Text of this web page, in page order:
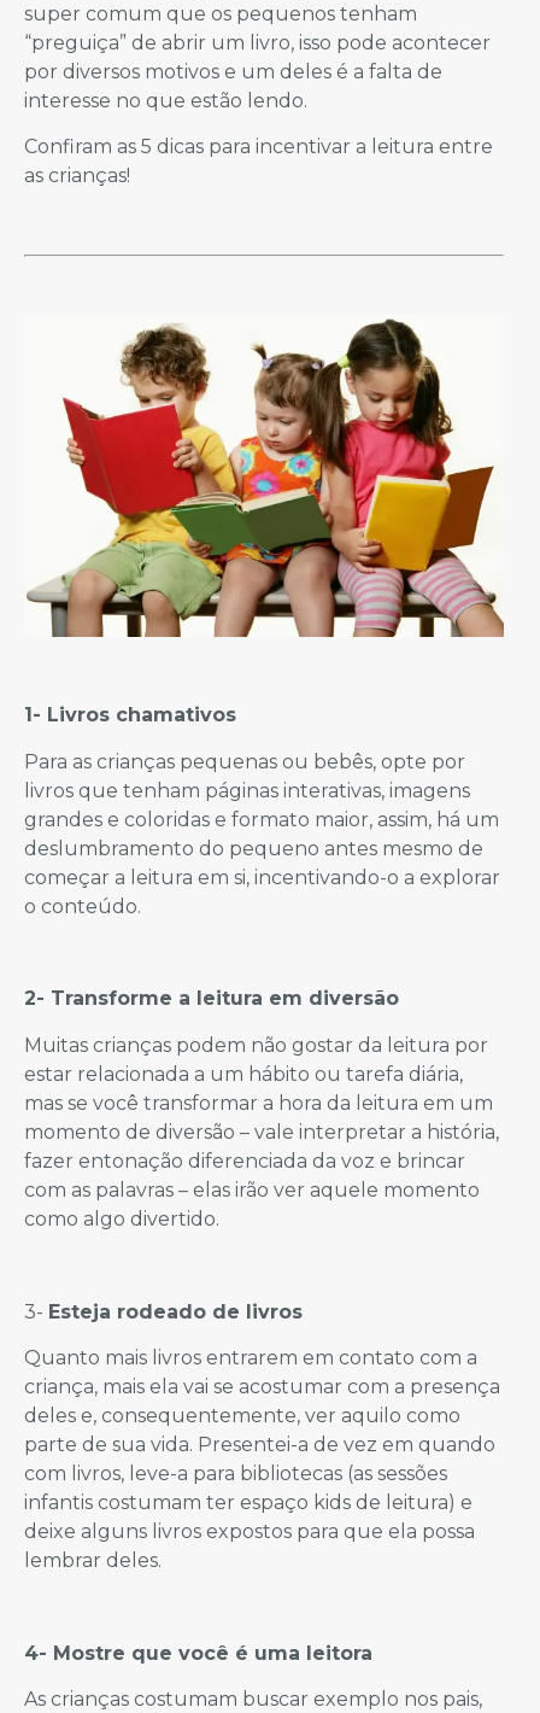
super comum que os pequenos tenham
“preguiça” de abrir um livro, isso pode acontecer
por diversos motivos e um deles é a falta de
interesse no que estão lendo.
Confiram as 5 dicas para incentivar a leitura entre
as crianças!
1- Livros chamativos
Para as crianças pequenas ou bebês, opte por
livros que tenham páginas interativas, imagens
grandes e coloridas e formato maior, assim, há um
deslumbramento do pequeno antes mesmo de
começar a leitura em si, incentivando-o a explorar
o conteúdo.
2- Transforme a leitura em diversão
Muitas crianças podem não gostar da leitura por
estar relacionada a um hábito ou tarefa diária,
mas se você transformar a hora da leitura em um
momento de diversão – vale interpretar a história,
fazer entonação diferenciada da voz e brincar
com as palavras – elas irão ver aquele momento
como algo divertido.
3- Esteja rodeado de livros
Quanto mais livros entrarem em contato com a
criança, mais ela vai se acostumar com a presença
deles e, consequentemente, ver aquilo como
parte de sua vida. Presentei-a de vez em quando
com livros, leve-a para bibliotecas (as sessões
infantis costumam ter espaço kids de leitura) e
deixe alguns livros expostos para que ela possa
lembrar deles.
4- Mostre que você é uma leitora
As crianças costumam buscar exemplo nos pais,